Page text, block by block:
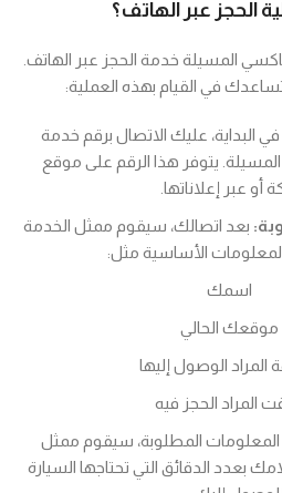
الحجز عبر الهاتف؟
المسيلة خدمة الحجز عبر الهاتف.
في القيام بهذه العملية:
في البداية، عليك الاتصال برقم خدمة
يتوفر هذا الرقم على موقع
أو عبر إعلاناتها.
بعد اتصالك، سيقوم ممثل الخدمة
الأساسية مثل:
اسمك
موقعك الحالي
المراد الوصول إليها
المراد الحجز فيه
المعلومات المطلوبة، سيقوم ممثل
بعدد الدقائق التي تحتاجها السيارة